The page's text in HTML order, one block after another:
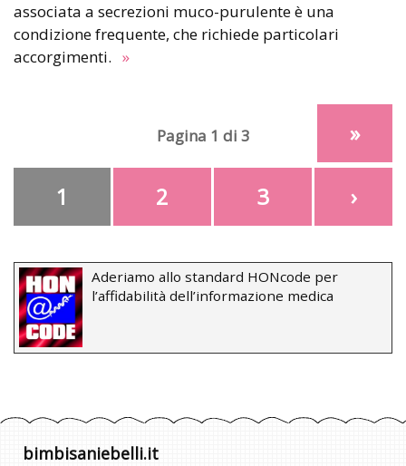
associata a secrezioni muco-purulente è una
condizione frequente, che richiede particolari
accorgimenti. »
Pagina 1 di 3
1 2 3 ›
»
Aderiamo allo standard HONcode per
l’affidabilità dell’informazione medica
bimbisaniebelli.it